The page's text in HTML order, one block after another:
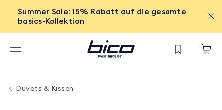
Summer Sale: 15% Rabatt auf die gesamte
basics-Kollektion
Duvets & Kissen